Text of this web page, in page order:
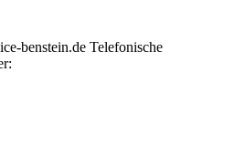
benstein.de Telefonische